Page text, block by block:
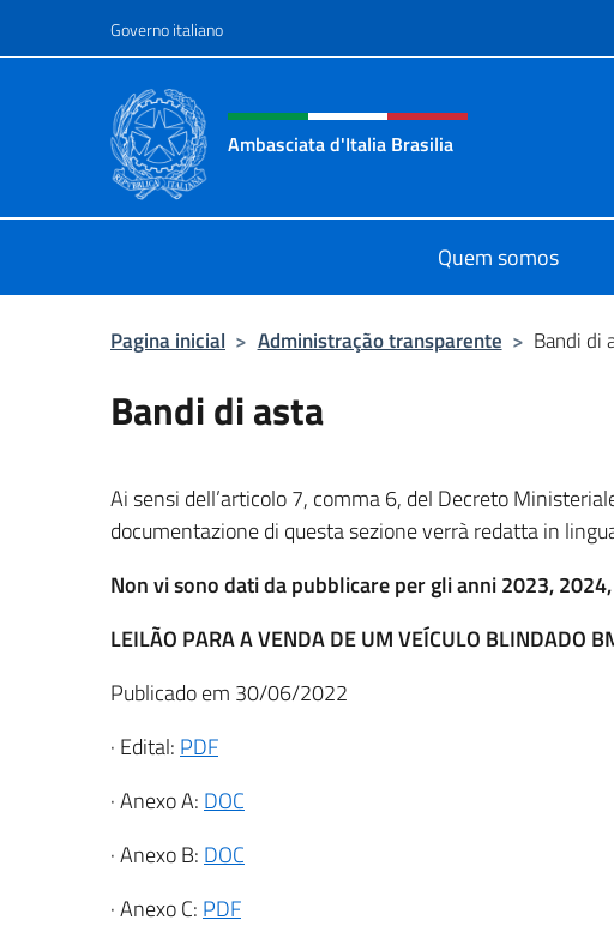
Governo italiano
Site, social e cabeçalho do
Ambasciata d'Italia Brasilia
Quem somos
Pagina inicial > Administração transparente > Bandi di
Bandi di asta
Ai sensi dell’articolo 7, comma 6, del Decreto
documentazione di questa sezione verrà redatta in
Non vi sono dati da pubblicare per gli anni 2023,
LEILÃO PARA A VENDA DE UM VEÍCULO BLINDADO
Publicado em 30/06/2022
· Edital: PDF
· Anexo A: DOC
· Anexo B: DOC
· Anexo C: PDF